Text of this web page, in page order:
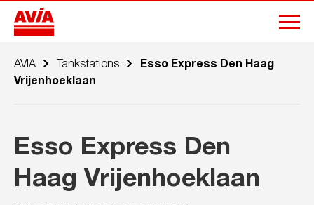
AVIA Tankstations
Esso Express Den Haag
Vrijenhoeklaan
Esso Express Den
Haag Vrijenhoeklaan